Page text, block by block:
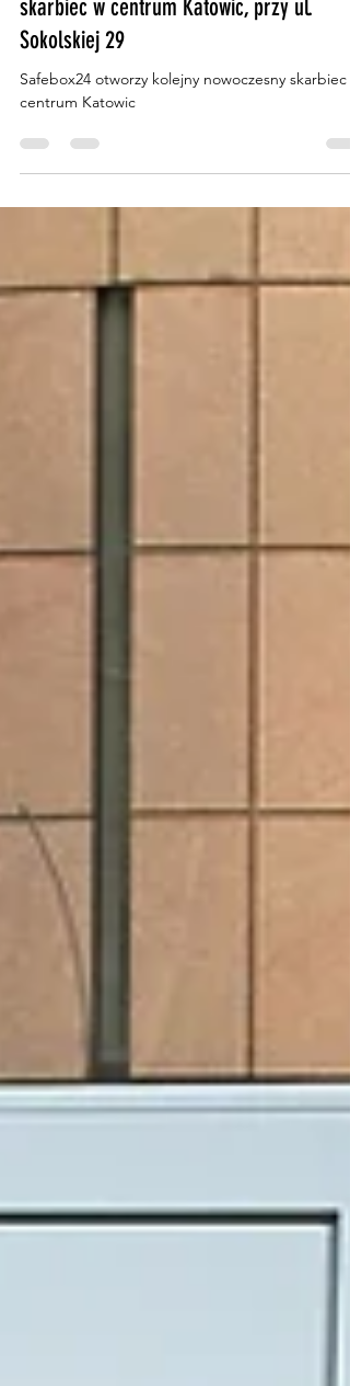
Safebox24 otworzy kolejny nowoczesny
skarbiec w centrum Katowic, przy ul.
Sokolskiej 29
centrum Katowic